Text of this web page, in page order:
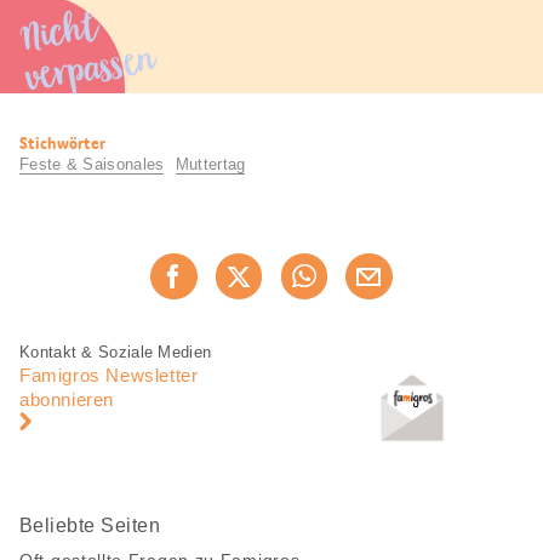
Nicht
verpassen
Nützliche
Informationen
Stichwörter
Feste & Saisonales Muttertag
Jetzt weiterempfehlen
Fusszeile
Fusszeile
Navigation
Kontakt & Soziale Medien
Famigros Newsletter
abonnieren
Beliebte Seiten